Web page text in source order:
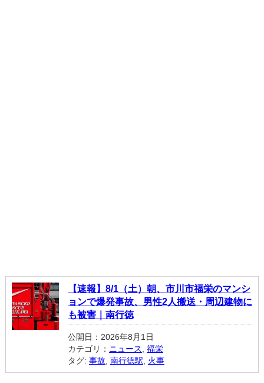
【速報】8/1（土）朝、市川市福栄のマンシ
ョンで爆発事故、男性2人搬送・周辺建物に
も被害｜南行徳
公開日：2026年8月1日
カテゴリ： ニュース
福栄
タグ: 事故 南行徳駅 火事